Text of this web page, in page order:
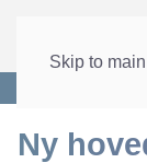
Skip to
Ny